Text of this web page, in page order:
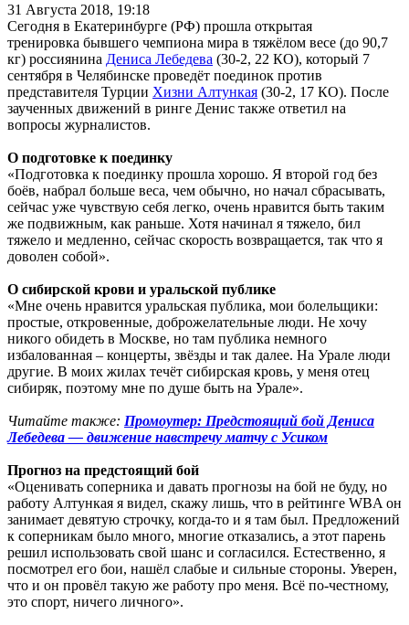
31 Августа 2018, 19:18
Сегодня в Екатеринбурге (РФ) прошла открытая
тренировка бывшего чемпиона мира в тяжёлом весе (до 90,7
кг) россиянина Дениса Лебедева (30-2, 22 КО), который 7
сентября в Челябинске проведёт поединок против
представителя Турции Хизни Алтункая (30-2, 17 КО). После
заученных движений в ринге Денис также ответил на
вопросы журналистов.
О подготовке к поединку
«Подготовка к поединку прошла хорошо. Я второй год без
боёв, набрал больше веса, чем обычно, но начал сбрасывать,
сейчас уже чувствую себя легко, очень нравится быть таким
же подвижным, как раньше. Хотя начинал я тяжело, бил
тяжело и медленно, сейчас скорость возвращается, так что я
доволен собой».
О сибирской крови и уральской публике
«Мне очень нравится уральская публика, мои болельщики:
простые, откровенные, доброжелательные люди. Не хочу
никого обидеть в Москве, но там публика немного
избалованная – концерты, звёзды и так далее. На Урале люди
другие. В моих жилах течёт сибирская кровь, у меня отец
сибиряк, поэтому мне по душе быть на Урале».
Читайте также: Промоутер: Предстоящий бой Дениса
Лебедева — движение навстречу матчу с Усиком
Прогноз на предстоящий бой
«Оценивать соперника и давать прогнозы на бой не буду, но
работу Алтункая я видел, скажу лишь, что в рейтинге WBA он
занимает девятую строчку, когда-то и я там был. Предложений
к соперникам было много, многие отказались, а этот парень
решил использовать свой шанс и согласился. Естественно, я
посмотрел его бои, нашёл слабые и сильные стороны. Уверен,
что и он провёл такую же работу про меня. Всё по-честному,
это спорт, ничего личного».